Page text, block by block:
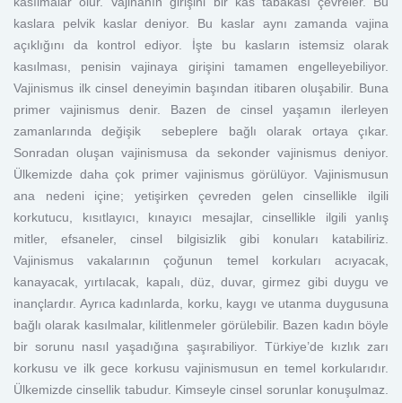
kaslara pelvik kaslar deniyor. Bu kaslar aynı zamanda vajina
açıklığını da kontrol ediyor. İşte bu kasların istemsiz olarak
kasılması, penisin vajinaya girişini tamamen engelleyebiliyor.
Vajinismus ilk cinsel deneyimin başından itibaren oluşabilir. Buna
primer vajinismus denir. Bazen de cinsel yaşamın ilerleyen
zamanlarında değişik sebeplere bağlı olarak ortaya çıkar.
Sonradan oluşan vajinismusa da sekonder vajinismus deniyor.
Ülkemizde daha çok primer vajinismus görülüyor. Vajinismusun
ana nedeni içine; yetişirken çevreden gelen cinsellikle ilgili
korkutucu, kısıtlayıcı, kınayıcı mesajlar, cinsellikle ilgili yanlış
mitler, efsaneler, cinsel bilgisizlik gibi konuları katabiliriz.
Vajinismus vakalarının çoğunun temel korkuları acıyacak,
kanayacak, yırtılacak, kapalı, düz, duvar, girmez gibi duygu ve
inançlardır. Ayrıca kadınlarda, korku, kaygı ve utanma duygusuna
bağlı olarak kasılmalar, kilitlenmeler görülebilir. Bazen kadın böyle
bir sorunu nasıl yaşadığına şaşırabiliyor. Türkiye’de kızlık zarı
korkusu ve ilk gece korkusu vajinismusun en temel korkularıdır.
Ülkemizde cinsellik tabudur. Kimseyle cinsel sorunlar konuşulmaz.